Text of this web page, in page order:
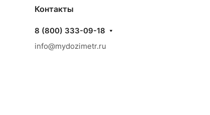
Контакты
8 (800) 333-09-18
info@mydozimetr.ru